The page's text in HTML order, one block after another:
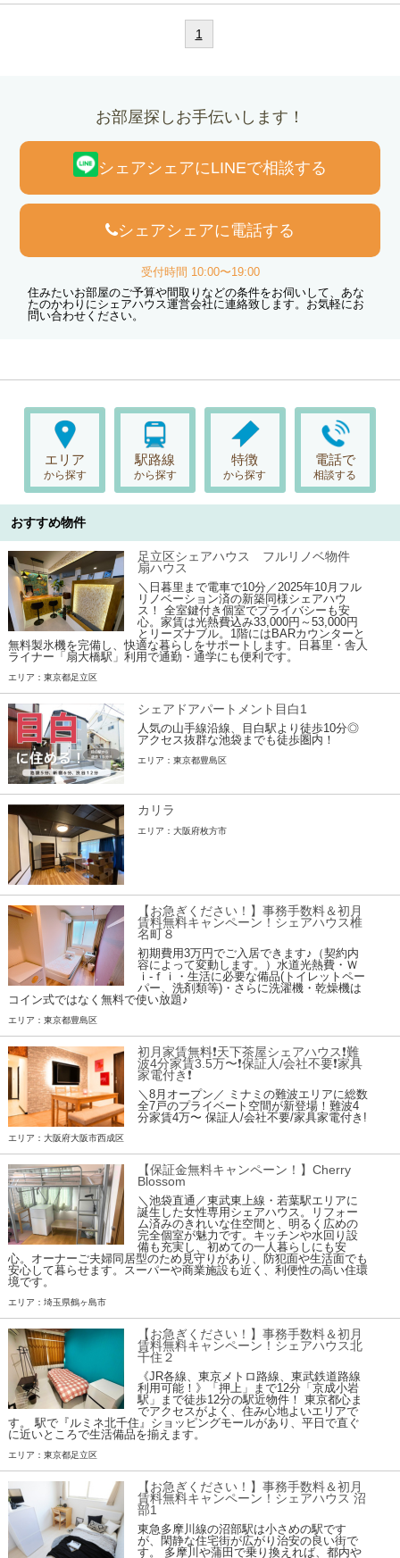
1
お部屋探しお手伝いします！
シェアシェアにLINEで相談する
シェアシェアに電話する
受付時間 10:00〜19:00
住みたいお部屋のご予算や間取りなどの条件をお伺いして、あな
たのかわりにシェアハウス運営会社に連絡致します。お気軽にお
問い合わせください。
エリア
から探す
駅路線
から探す
特徴
から探す
電話で
相談する
おすすめ物件
足立区シェアハウス フルリノベ物件
扇ハウス
＼日暮里まで電車で10分／2025年10月フル
リノベーション済の新築同様シェアハウ
ス！ 全室鍵付き個室でプライバシーも安
心。家賃は光熱費込み33,000円～53,000円
とリーズナブル。1階にはBARカウンターと
無料製氷機を完備し、快適な暮らしをサポートします。日暮里・舎人
ライナー「扇大橋駅」利用で通勤・通学にも便利です。
エリア：東京都足立区
シェアドアパートメント目白1
人気の山手線沿線、目白駅より徒歩10分◎
アクセス抜群な池袋までも徒歩圏内！
エリア：東京都豊島区
カリラ
エリア：大阪府枚方市
【お急ぎください！】事務手数料＆初月
賃料無料キャンペーン！シェアハウス椎
名町８
初期費用3万円でご入居できます♪（契約内
容によって変動します。）水道光熱費・Ｗ
ｉ-ｆｉ・生活に必要な備品(トイレットペー
パー、洗剤類等)・さらに洗濯機・乾燥機は
コイン式ではなく無料で使い放題♪
エリア：東京都豊島区
初月家賃無料❗️天下茶屋シェアハウス❗️難
波4分家賃3.5万〜❗️保証人/会社不要❗️家具
家電付き❗
＼8月オープン／ ミナミの難波エリアに総数
全7戸のプライベート空間が新登場！難波4
分家賃4万〜 保証人/会社不要/家具家電付き!
エリア：大阪府大阪市西成区
【保証金無料キャンペーン！】Cherry
Blossom
＼池袋直通／東武東上線・若葉駅エリアに
誕生した女性専用シェアハウス。リフォー
ム済みのきれいな住空間と、明るく広めの
完全個室が魅力です。キッチンや水回り設
備も充実し、初めての一人暮らしにも安
心。オーナーご夫婦同居型のため見守りがあり、防犯面や生活面でも
安心して暮らせます。スーパーや商業施設も近く、利便性の高い住環
境です。
エリア：埼玉県鶴ヶ島市
【お急ぎください！】事務手数料＆初月
賃料無料キャンペーン！シェアハウス北
千住２
《JR各線、東京メトロ路線、東武鉄道路線
利用可能！》「押上」まで12分「京成小岩
駅」まで徒歩12分の駅近物件！ 東京都心ま
でアクセスがよく、住み心地よいエリアで
す。 駅で『ルミネ北千住』ショッピングモールがあり、平日で直ぐ
に近いところで生活備品を揃えます。
エリア：東京都足立区
【お急ぎください！】事務手数料＆初月
賃料無料キャンペーン！シェアハウス 沼
部1
東急多摩川線の沼部駅は小さめの駅です
が、閑静な住宅街が広がり治安の良い街で
す。 多摩川や蒲田で乗り換えれば、都内や